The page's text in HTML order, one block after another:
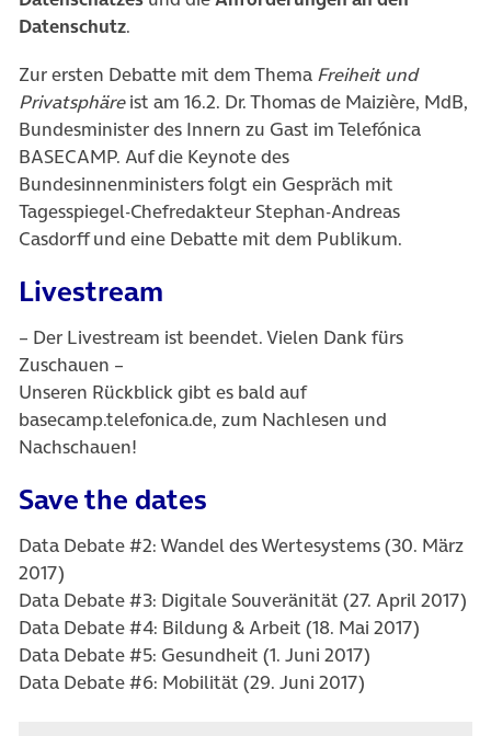
Datenschutz.
Zur ersten Debatte mit dem Thema Freiheit und
Privatsphäreist am 16.2. Dr. Thomas de Maizière, MdB,
Bundesminister des Innern zu Gast im Telefónica
BASECAMP. Auf die Keynote des
Bundesinnenministers folgt ein Gespräch mit
Tagesspiegel-Chefredakteur Stephan-Andreas
Casdorff und eine Debatte mit dem Publikum.
Livestream
– Der Livestream ist beendet. Vielen Dank fürs
Zuschauen –
Unseren Rückblick gibt es bald auf
basecamp.telefonica.de, zum Nachlesen und
Nachschauen!
Save the dates
Data Debate #2: Wandel des Wertesystems (30. März
2017)
Data Debate #3: Digitale Souveränität (27. April 2017)
Data Debate #4: Bildung & Arbeit (18. Mai 2017)
Data Debate #5: Gesundheit (1. Juni 2017)
Data Debate #6: Mobilität (29. Juni 2017)